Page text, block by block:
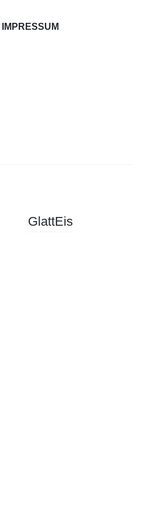
IMPRESSUM
GlattEis